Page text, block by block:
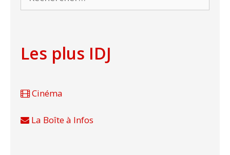
Les plus IDJ
Cinéma
La Boîte à Infos